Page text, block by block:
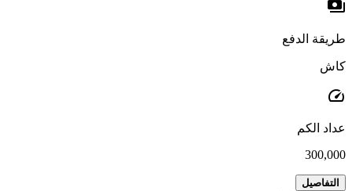
payments
طريقة الدفع
كاش
speed
عداد الكم
300,000
التفاصيل